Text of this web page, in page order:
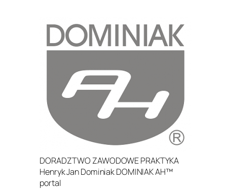
DORADZTWO ZAWODOWE PRAKTYKA
Henryk Jan Dominiak DOMINIAK AH™
portal